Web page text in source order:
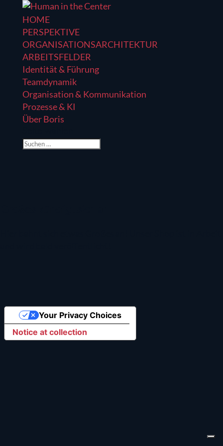
HOME
PERSPEKTIVE
ORGANISATIONSARCHITEKTUR
ARBEITSFELDER
Identität & Führung
Teamdynamik
Organisation & Kommunikation
Prozesse & KI
Über Boris
Notice at collection
Your Privacy Choices